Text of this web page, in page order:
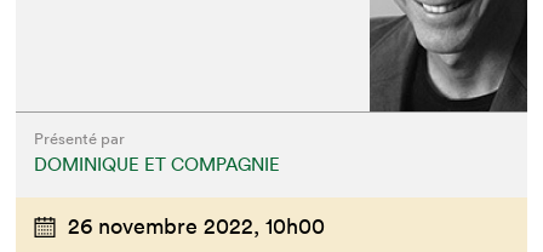
Présenté par
DOMINIQUE ET COMPAGNIE
26 novembre 2022, 10h00